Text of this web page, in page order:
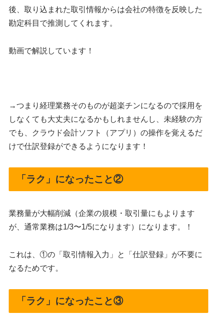
後、取り込まれた取引情報からは会社の特徴を反映した
勘定科目で推測してくれます。
動画で解説しています！
→つまり経理業務そのものが超楽チンになるので採用を
しなくても大丈夫になるかもしれませんし、未経験の方
でも、クラウド会計ソフト（アプリ）の操作を覚えるだ
けで仕訳登録ができるようになります！
「ラク」になったこと②
業務量が大幅削減（企業の規模・取引量にもよります
が、通常業務は1/3〜1/5になります）になります。！
これは、①の「取引情報入力」と「仕訳登録」が不要に
なるためです。
「ラク」になったこと③